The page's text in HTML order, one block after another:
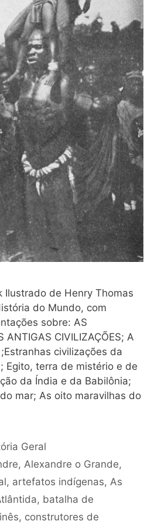
Ilustrado de Henry Thomas
do Mundo, com
sobre: AS
ANTIGAS CIVILIZAÇÕES; A
civilizações da
Egito, terra de mistério e de
da Índia e da Babilônia;
mar; As oito maravilhas do
Geral
,Alexandre o Grande,
, artefatos indígenas, As
, batalha de
, construtores de